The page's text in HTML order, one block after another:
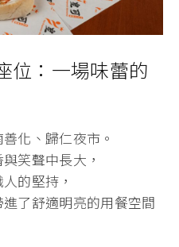
位：一場味蕾的
化、歸仁夜市。
笑聲中長大，
的堅持，
了舒適明亮的用餐空間